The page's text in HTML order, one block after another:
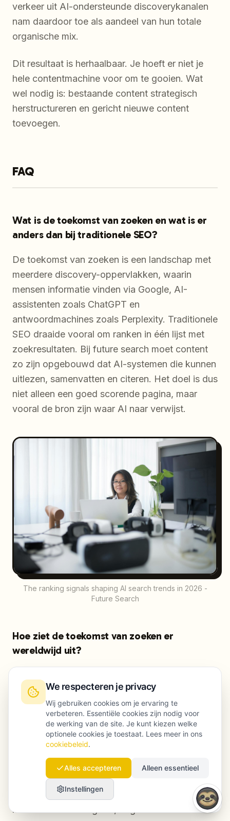
verkeer uit AI-ondersteunde discoverykanalen
nam daardoor toe als aandeel van hun totale
organische mix.
Dit resultaat is herhaalbaar. Je hoeft er niet je
hele contentmachine voor om te gooien. Wat
wel nodig is: bestaande content strategisch
herstructureren en gericht nieuwe content
toevoegen.
FAQ
Wat is de toekomst van zoeken en wat is er
anders dan bij traditionele SEO?
De toekomst van zoeken is een landschap met
meerdere discovery-oppervlakken, waarin
mensen informatie vinden via Google, AI-
assistenten zoals ChatGPT en
antwoordmachines zoals Perplexity. Traditionele
SEO draaide vooral om ranken in één lijst met
zoekresultaten. Bij future search moet content
zo zijn opgebouwd dat AI-systemen die kunnen
uitlezen, samenvatten en citeren. Het doel is dus
niet alleen een goed scorende pagina, maar
vooral de bron zijn waar AI naar verwijst.
The ranking signals shaping AI search trends in 2026 -
Future Search
Hoe ziet de toekomst van zoeken er
wereldwijd uit?
conversationele zoekopdrachten met veel
intentie en naar AI-samengestelde antwoorden.
Welke platforms het populairst zijn, verschilt per
regio, maar de eisen aan content zijn opvallend
gelijk: directe antwoorden, aantoonbare
expertise, duidelijke structuur en sterke
vertrouwenssignalen op domeinniveau. Merken
die daaraan voldoen, presteren doorgaans in
meerdere markten goed, ongeacht welk AI-
We respecteren je privacy
Wij gebruiken cookies om je ervaring te
verbeteren. Essentiële cookies zijn nodig voor
de werking van de site. Je kunt kiezen welke
optionele cookies je toestaat. Lees meer in ons
cookiebeleid.
Alles accepteren Alleen essentieel
Instellingen